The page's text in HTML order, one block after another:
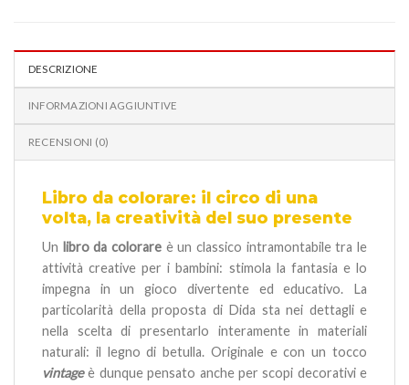
DESCRIZIONE
INFORMAZIONI AGGIUNTIVE
RECENSIONI (0)
Libro da colorare: il circo di una
volta, la creatività del suo presente
Un libro da colorare è un classico intramontabile tra le
attività creative per i bambini: stimola la fantasia e lo
impegna in un gioco divertente ed educativo. La
particolarità della proposta di Dida sta nei dettagli e
nella scelta di presentarlo interamente in materiali
naturali: il legno di betulla. Originale e con un tocco
vintageè dunque pensato anche per scopi decorativi e